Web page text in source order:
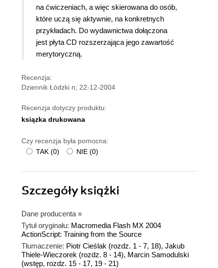
na ćwiczeniach, a więc skierowana do osób,
które uczą się aktywnie, na konkretnych
przykładach. Do wydawnictwa dołączona
jest płyta CD rozszerzająca jego zawartość
merytoryczną.
Recenzja:
Dziennik Łódzki n; 22-12-2004
Recenzja dotyczy produktu:
ksiązka drukowana
Czy recenzja była pomocna:
TAK (0) NIE (0)
Szczegółyksiążki
Dane producenta »
Tytuł oryginału: Macromedia Flash MX 2004
ActionScript: Training from the Source
Tłumaczenie: Piotr Cieślak (rozdz. 1 - 7, 18), Jakub
Thiele-Wieczorek (rozdz. 8 - 14), Marcin Samodulski
(wstęp, rozdz. 15 - 17, 19 - 21)